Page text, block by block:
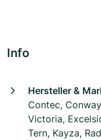
Info
Hersteller &
Contec,
Victoria,
Tern, Kayza,